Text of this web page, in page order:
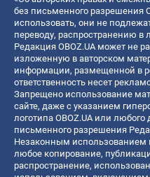
без письменного разрешения
использовать, они не
переводу, распространению в
Редакция OBOZ.UA может не
изложенную в авторском
информации, размещенной в
ответственность несет
Запрещено использование
сайте, даже с указанием
логотипа OBOZ.UA или любого
письменного разрешения
Незаконным использованием
любое копирование,
распространение,